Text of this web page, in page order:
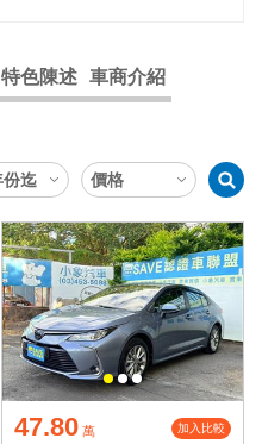
特色陳述 車商介紹
47.80 萬 加入比較